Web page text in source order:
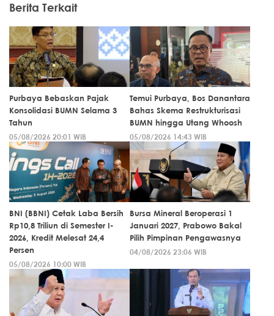
Berita Terkait
Purbaya Bebaskan Pajak
Konsolidasi BUMN Selama 3
Tahun
05/08/2026 20:01 WIB
Temui Purbaya, Bos Danantara
Bahas Skema Restrukturisasi
BUMN hingga Utang Whoosh
05/08/2026 14:43 WIB
BNI (BBNI) Cetak Laba Bersih
Rp10,8 Triliun di Semester I-
2026, Kredit Melesat 24,4
Persen
05/08/2026 10:00 WIB
Bursa Mineral Beroperasi 1
Januari 2027, Prabowo Bakal
Pilih Pimpinan Pengawasnya
04/08/2026 23:06 WIB